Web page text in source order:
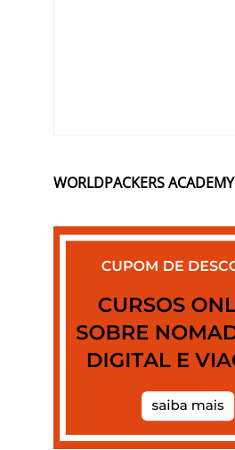
WORLDPACKERS ACADEMY